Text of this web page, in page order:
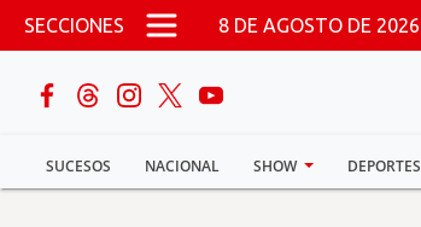
Pasar al contenido principal
SECCIONES 8 DE AGOSTO DE 2026
SUCESOS NACIONAL SHOW DEPORTES
buscar
Sucesos